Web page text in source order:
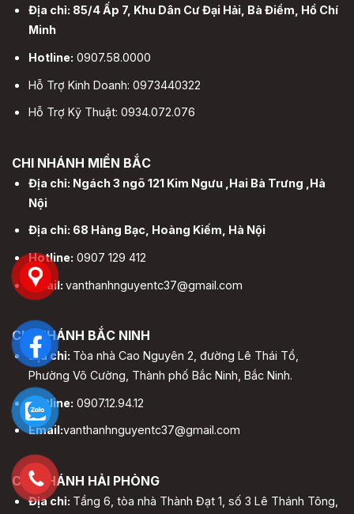
Địa chỉ: 85/4 Ấp 7, Khu Dân Cư Đại Hải, Bà Điểm, Hồ Chí
Minh
Hotline: 0907.58.0000
Hỗ Trợ Kinh Doanh: 0973440322
Hỗ Trợ Kỹ Thuật: 0934.072.076
CHI NHÁNH MIỀN BẮC
Địa chỉ: Ngách 3 ngõ 121 Kim Ngưu ,Hai Bà Trưng ,Hà
Nội
Địa chỉ: 68 Hàng Bạc, Hoàng Kiếm, Hà Nội
Hotline: 0907 129 412
Email: vanthanhnguyentc37@gmail.com
CHI NHÁNH BẮC NINH
Địa chỉ: Tòa nhà Cao Nguyên 2, đường Lê Thái Tổ,
Phường Võ Cường, Thành phố Bắc Ninh, Bắc Ninh.
Hotline: 0907.12.94.12
Email:vanthanhnguyentc37@gmail.com
CHI NHÁNH HẢI PHÒNG
Địa chỉ: Tầng 6, tòa nhà Thành Đạt 1, số 3 Lê Thánh Tông,